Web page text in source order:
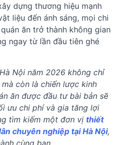
dựng thương hiệu mạnh
liệu đến ánh sáng, mọi chi
ăn trở thành không gian
ngay từ lần đầu tiên ghé
Nội năm 2026 không chỉ
còn là chiến lược kinh
ăn được đầu tư bài bản sẽ
ưu chi phí và gia tăng lợi
tìm kiếm một đơn vị thiết
chuyên nghiệp tại Hà Nội,